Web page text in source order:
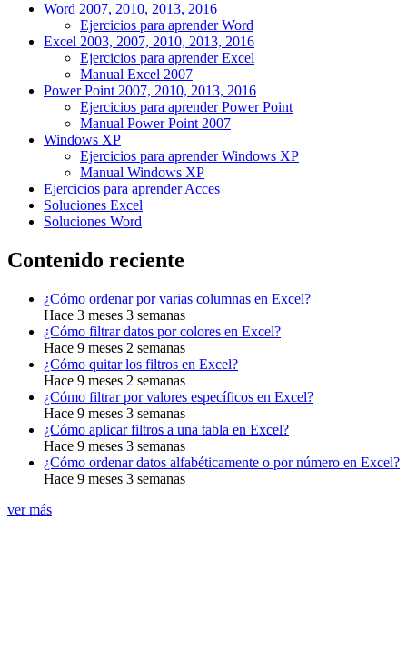
Word 2007, 2010, 2013, 2016
Ejercicios para aprender Word
Excel 2003, 2007, 2010, 2013, 2016
Ejercicios para aprender Excel
Manual Excel 2007
Power Point 2007, 2010, 2013, 2016
Ejercicios para aprender Power Point
Manual Power Point 2007
Windows XP
Ejercicios para aprender Windows XP
Manual Windows XP
Ejercicios para aprender Acces
Soluciones Excel
Soluciones Word
Contenido reciente
¿Cómo ordenar por varias columnas en Excel?
Hace 3 meses 3 semanas
¿Cómo filtrar datos por colores en Excel?
Hace 9 meses 2 semanas
¿Cómo quitar los filtros en Excel?
Hace 9 meses 2 semanas
¿Cómo filtrar por valores específicos en Excel?
Hace 9 meses 3 semanas
¿Cómo aplicar filtros a una tabla en Excel?
Hace 9 meses 3 semanas
¿Cómo ordenar datos alfabéticamente o por número en Excel?
Hace 9 meses 3 semanas
ver más